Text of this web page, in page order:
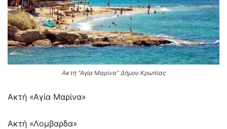
Ακτή “Αγία Μαρίνα” Δήμου Κρωπίας
Ακτή «Αγία Μαρίνα»
Ακτή «Λομβαρδα»